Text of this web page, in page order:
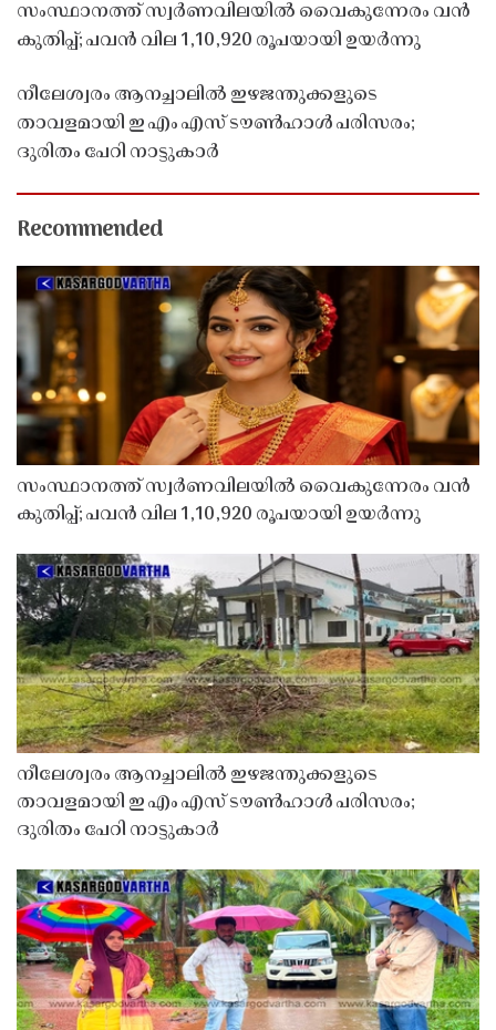
സംസ്ഥാനത്ത് സ്വർണവിലയിൽ വൈകുന്നേരം വൻ
കുതിപ്പ്; പവൻ വില 1,10,920 രൂപയായി ഉയർന്നു
നീലേശ്വരം ആനച്ചാലിൽ ഇഴജന്തുക്കളുടെ
താവളമായി ഇ എം എസ് ടൗൺഹാൾ പരിസരം;
ദുരിതം പേറി നാട്ടുകാർ
Recommended
സംസ്ഥാനത്ത് സ്വർണവിലയിൽ വൈകുന്നേരം വൻ
കുതിപ്പ്; പവൻ വില 1,10,920 രൂപയായി ഉയർന്നു
നീലേശ്വരം ആനച്ചാലിൽ ഇഴജന്തുക്കളുടെ
താവളമായി ഇ എം എസ് ടൗൺഹാൾ പരിസരം;
ദുരിതം പേറി നാട്ടുകാർ